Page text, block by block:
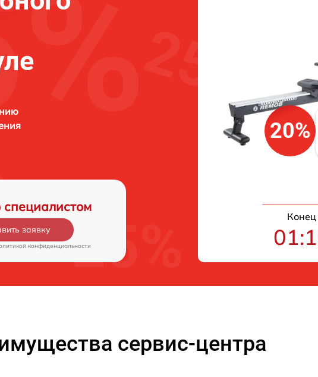
специалистом
заявку
конфиденциальности
20%
сервис-центра